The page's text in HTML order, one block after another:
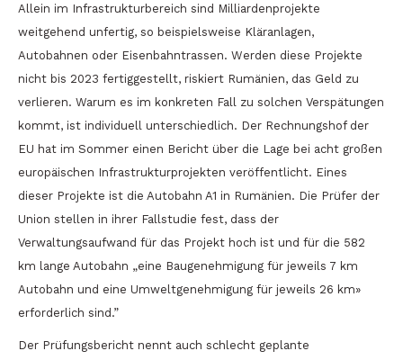
Allein im Infrastrukturbereich sind Milliardenprojekte
weitgehend unfertig, so beispielsweise Kläranlagen,
Autobahnen oder Eisenbahntrassen. Werden diese Projekte
nicht bis 2023 fertiggestellt, riskiert Rumänien, das Geld zu
verlieren. Warum es im konkreten Fall zu solchen Verspätungen
kommt, ist individuell unterschiedlich. Der Rechnungshof der
EU hat im Sommer einen Bericht über die Lage bei acht großen
europäischen Infrastrukturprojekten veröffentlicht. Eines
dieser Projekte ist die Autobahn A1 in Rumänien. Die Prüfer der
Union stellen in ihrer Fallstudie fest, dass der
Verwaltungsaufwand für das Projekt hoch ist und für die 582
km lange Autobahn „eine Baugenehmigung für jeweils 7 km
Autobahn und eine Umweltgenehmigung für jeweils 26 km»
erforderlich sind.”
Der Prüfungsbericht nennt auch schlecht geplante